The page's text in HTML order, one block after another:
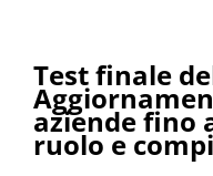
Test finale
aziende fino
ruolo e